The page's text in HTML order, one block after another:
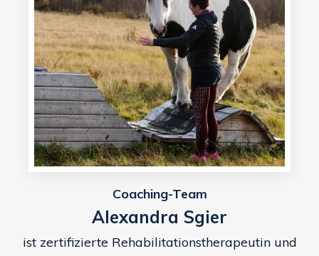
Coaching-Team
Alexandra Sgier
ist zertifizierte Rehabilitationstherapeutin und